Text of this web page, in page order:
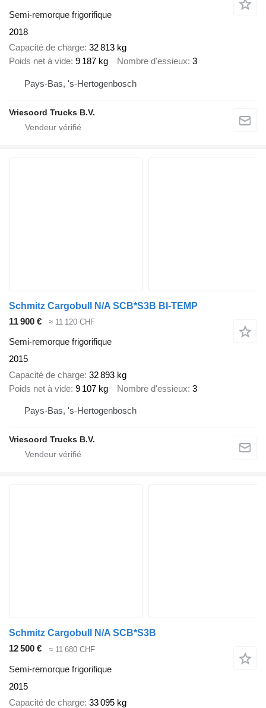
Semi-remorque frigorifique
2018
Capacité de charge 32 813 kg
Poids net à vide 9 187 kg Nombre d'essieux 3
Pays-Bas, 's-Hertogenbosch
Vriesoord Trucks B.V.
Schmitz Cargobull N/A SCB*S3B BI-TEMP
11 900 €
≈ 11 120 CHF
Semi-remorque frigorifique
2015
Capacité de charge 32 893 kg
Poids net à vide 9 107 kg Nombre d'essieux 3
Pays-Bas, 's-Hertogenbosch
Vriesoord Trucks B.V.
Schmitz Cargobull N/A SCB*S3B
12 500 €
≈ 11 680 CHF
Semi-remorque frigorifique
2015
Capacité de charge 33 095 kg